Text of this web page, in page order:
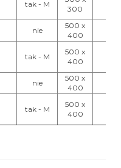
tak - M
300
nie
500 x
400
tak - M
500 x
400
nie
500 x
400
tak - M
500 x
400